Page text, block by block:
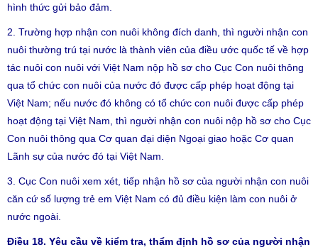
hình thức gửi bảo đảm.
2. Trường hợp nhận con nuôi không đích danh, thì người nhận con
nuôi thường trú tại nước là thành viên của điều ước quốc tế về hợp
tác nuôi con nuôi với Việt Nam nộp hồ sơ cho Cục Con nuôi thông
qua tổ chức con nuôi của nước đó được cấp phép hoạt động tại
Việt Nam; nếu nước đó không có tổ chức con nuôi được cấp phép
hoạt động tại Việt Nam, thì người nhận con nuôi nộp hồ sơ cho Cục
Con nuôi thông qua Cơ quan đại diện Ngoại giao hoặc Cơ quan
Lãnh sự của nước đó tại Việt Nam.
3. Cục Con nuôi xem xét, tiếp nhận hồ sơ của người nhận con nuôi
căn cứ số lượng trẻ em Việt Nam có đủ điều kiện làm con nuôi ở
nước ngoài.
Điều 18. Yêu cầu về kiểm tra, thẩm định hồ sơ của người nhận